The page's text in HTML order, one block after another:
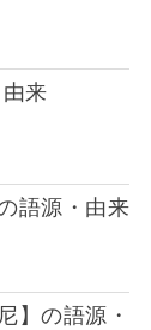
来
語源・由来
】の語源・